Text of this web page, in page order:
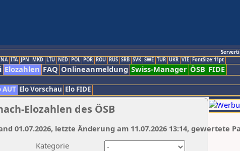
ITA JPN MKD LTU NED POL POR ROU RUS SRB SVK SWE TUR UKR VIE FontSize:11pt
Elozahlen FAQ Onlineanmeldung Swiss-Manager ÖSB FIDE
AUT Elo Vorschau Elo FIDE
Elozahlen des ÖSB
Kategorie
01.07.2026, letzte Änderung am 11.07.2026 13:14, gewertete